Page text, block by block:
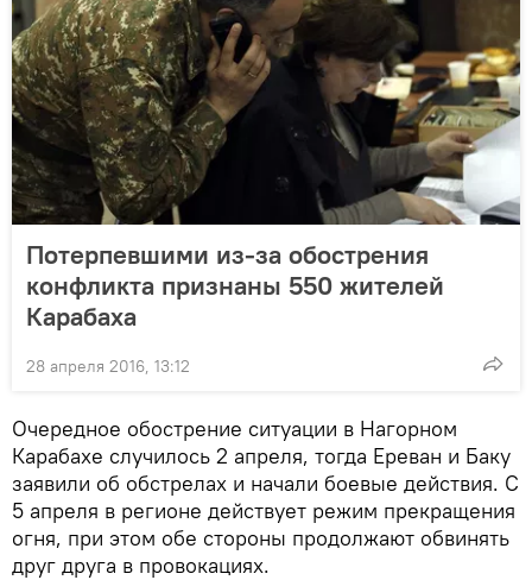
Потерпевшими из-за обострения
конфликта признаны 550 жителей
Карабаха
28 апреля 2016, 13:12
Очередное обострение ситуации в Нагорном
Карабахе случилось 2 апреля, тогда Ереван и Баку
заявили об обстрелах и начали боевые действия. С
5 апреля в регионе действует режим прекращения
огня, при этом обе стороны продолжают обвинять
друг друга в провокациях.